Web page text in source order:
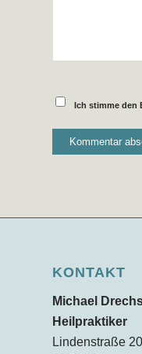
Ich stimme den
KONTAKT
Michael
Heilpraktiker
Lindenstraße 20